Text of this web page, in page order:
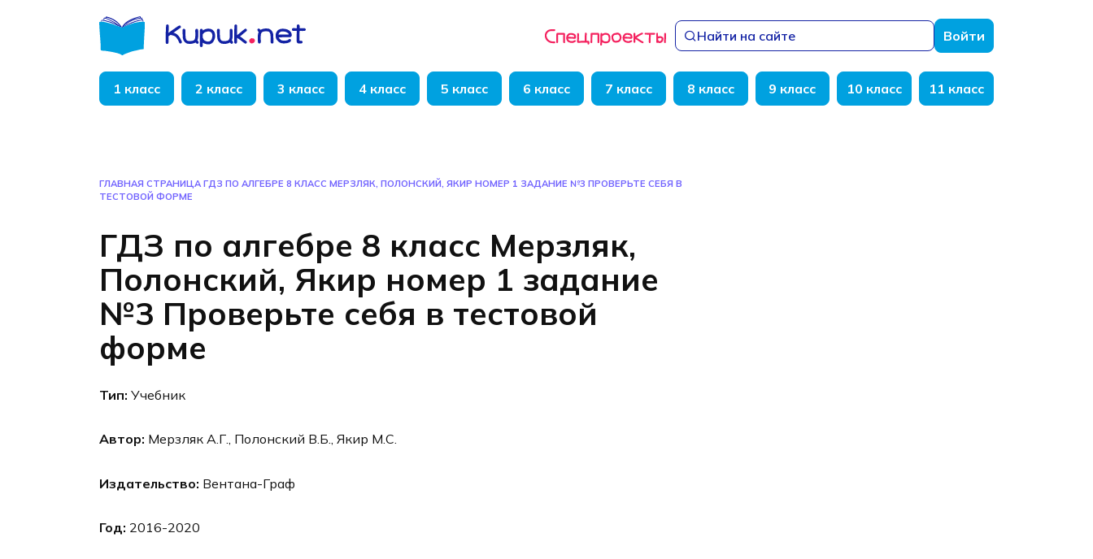
Найти на сайте Войти
1 класс 2 класс 3 класс 4 класс 5 класс 6 класс 7 класс 8 класс 9 класс 10 класс 11 класс
ГЛАВНАЯ СТРАНИЦА ГДЗ ПО АЛГЕБРЕ 8 КЛАСС МЕРЗЛЯК, ПОЛОНСКИЙ, ЯКИР НОМЕР 1 ЗАДАНИЕ №3 ПРОВЕРЬТЕ СЕБЯ В
ТЕСТОВОЙ ФОРМЕ
ГДЗ по алгебре 8 класс Мерзляк,
Полонский, Якир номер 1 задание
№3 Проверьте себя в тестовой
форме
Тип: Учебник
Автор: Мерзляк А.Г., Полонский В.Б., Якир М.С.
Издательство: Вентана-Граф
Год: 2016-2020